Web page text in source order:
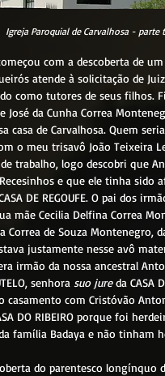
Igreja Paroquial de Carvalhosa - parte
atende à solicitação de
como tutores de seus filhos.
José da Cunha Correa
casa de Carvalhosa. Quem
o meu trisavô João Teixeira
trabalho, logo descobri que
e que ele tinha sido
DE REGOUFE. O pai dos
mãe Cecilia Delfina Correa
Correa de Souza Montenegro,
justamente nesse avô
irmão da nossa ancestral
senhora suo jure da CASA
casamento com Cristóvão
DO RIBEIRO porque foi
família Badaya e não tinham
do parentesco longínquo